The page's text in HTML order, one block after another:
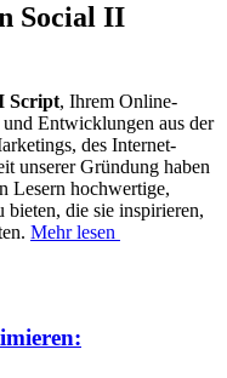
Social II
Script, Ihrem Online-
Entwicklungen aus der
des Internet-
unserer Gründung haben
Lesern hochwertige,
bieten, die sie inspirieren,
Mehr lesen